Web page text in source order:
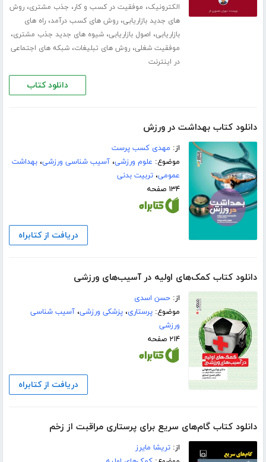
الکترونیک، موفقیت در کسب و کار، جذب مشتری،روش
های جدید بازاریابی،روش های کسب درآمد،راه های
بازاریابی، اصول بازاریابی،شیوه های جدید جذب مشتری،
موفقیت شغلی،روش های تبلیغات،شبکه های اجتماعی
در اینترنت
دانلود کتاب
دانلود کتاب بهداشت در ورزش
از: مهدی کسب پرست
موضوع: علوم ورزشی،آسیب شناسی ورزشی،بهداشت
عمومی،تربیت بدنی
۱۳۴ صفحه
دریافت از کتابراه
دانلود کتاب کمک‌های اولیه در آسیب‌های ورزشی
از:حسن اسدی
موضوع:پرستاری،پزشکی ورزشی،آسیب شناسی
ورزشی
۲۱۴ صفحه
دریافت از کتابراه
دانلود کتاب گام‌های سریع برای پرستاری مراقبت از زخم
از:تریشا مایرز